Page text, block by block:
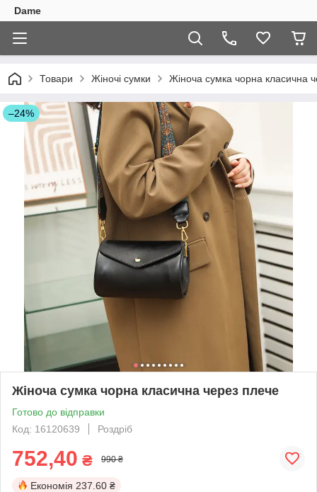
Dame
Товари Жіночі сумки Жіноча сумка чорна класична
–24%
Жіноча сумка чорна класична через плече
Готово до відправки
Код: 16120639
Роздріб
752,40 ₴ 990 ₴
Економія 237.60 ₴